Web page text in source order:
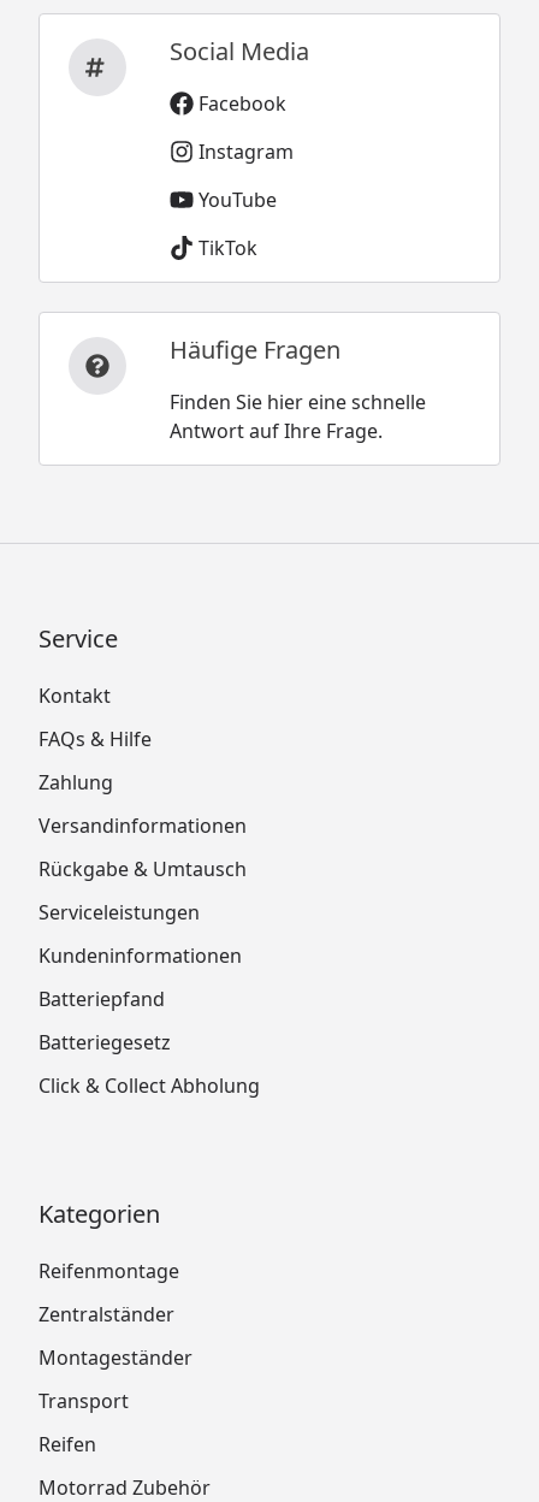
Social Media
Facebook
Instagram
YouTube
TikTok
Häufige Fragen
Finden Sie hier eine schnelle
Antwort auf Ihre Frage.
Service
Kontakt
FAQs & Hilfe
Zahlung
Versandinformationen
Rückgabe & Umtausch
Serviceleistungen
Kundeninformationen
Batteriepfand
Batteriegesetz
Click & Collect Abholung
Kategorien
Reifenmontage
Zentralständer
Montageständer
Transport
Reifen
Motorrad Zubehör